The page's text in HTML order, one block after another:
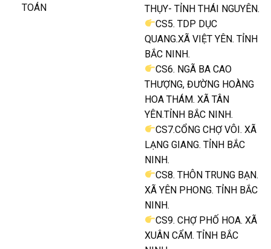
TOÁN
THỤY- TỈNH THÁI NGUYÊN.
CS5. TDP DỤC
QUANG.XÃ VIỆT YÊN. TỈNH
BẮC NINH.
CS6. NGÃ BA CAO
THƯỢNG, ĐƯỜNG HOÀNG
HOA THÁM. XÃ TÂN
YÊN.TỈNH BẮC NINH.
CS7.CỔNG CHỢ VÔI. XÃ
LẠNG GIANG. TỈNH BẮC
NINH.
CS8. THÔN TRUNG BẠN.
XÃ YÊN PHONG. TỈNH BẮC
NINH.
CS9. CHỢ PHỐ HOA. XÃ
XUÂN CẨM. TỈNH BẮC